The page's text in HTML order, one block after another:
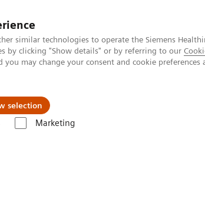
similar technologies to operate the Siemens
by clicking "Show details" or by referring to our
may change your consent and cookie
selection
Marketing
post venta